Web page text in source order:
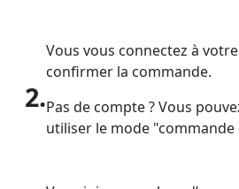
2.
Vous vous connectez à
confirmer la commande.
Pas de compte ? Vous
utiliser le mode "commande